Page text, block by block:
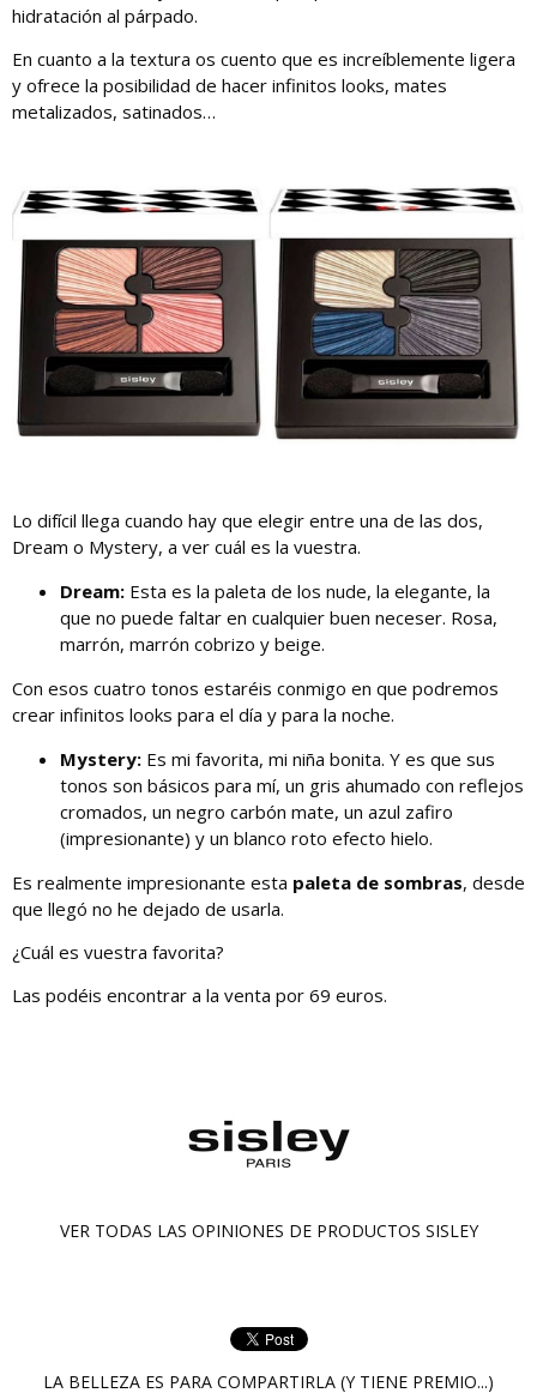
hidratación al párpado.
En cuanto a la textura os cuento que es increíblemente ligera
y ofrece la posibilidad de hacer infinitos looks, mates
metalizados, satinados…
Lo difícil llega cuando hay que elegir entre una de las dos,
Dream o Mystery, a ver cuál es la vuestra.
Dream: Esta es la paleta de los nude, la elegante, la
que no puede faltar en cualquier buen neceser. Rosa,
marrón, marrón cobrizo y beige.
Con esos cuatro tonos estaréis conmigo en que podremos
crear infinitos looks para el día y para la noche.
Mystery: Es mi favorita, mi niña bonita. Y es que sus
tonos son básicos para mí, un gris ahumado con reflejos
cromados, un negro carbón mate, un azul zafiro
(impresionante) y un blanco roto efecto hielo.
Es realmente impresionante esta paleta de sombras, desde
que llegó no he dejado de usarla.
¿Cuál es vuestra favorita?
Las podéis encontrar a la venta por 69 euros.
VER TODAS LAS OPINIONES DE PRODUCTOS SISLEY
LA BELLEZA ES PARA COMPARTIRLA (Y TIENE PREMIO...)